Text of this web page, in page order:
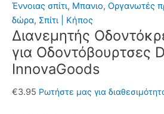
Έννοιας σπίτι, Μπανιο, Οργανωτές
δώρα, Σπίτι | Κήπος
Διανεμητής
για Οδοντόβουρτσες
InnovaGoods
€3.95 Ρωτήστε μας για